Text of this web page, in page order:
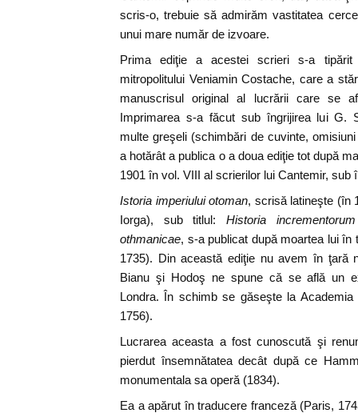
scris-o, trebuie să admirăm vastitatea
unui mare număr de izvoare.
Prima ediţie a acestei scrieri s-a
mitropolitului Veniamin Costache, care a
manuscrisul original al lucrării care se
Imprimarea s-a făcut sub îngrijirea lui G.
multe greşeli (schimbări de cuvinte,
a hotărât a publica o a doua ediţie tot după
1901 în vol. VIII al scrierilor lui Cantemir, sub
Istoria imperiului otoman, scrisă latineşte (în
Iorga), sub titlul:Historia
othmanicae, s-a publicat după moartea lui în
1735). Din această ediţie nu avem în ţară
Bianu şi Hodoş ne spune că se află un
Londra. În schimb se găseşte la
1756).
Lucrarea aceasta a fost cunoscută şi
pierdut însemnătatea decât după ce
monumentala sa operă (1834).
Ea a apărut în traducere franceză (Paris,